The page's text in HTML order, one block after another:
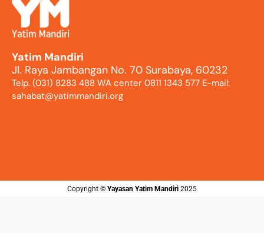
Yatim Mandiri
Jl. Raya Jambangan No. 70 Surabaya, 60232
Telp. (031) 8283 488 WA center 0811 1343 577 E-mail:
sahabat@yatimmandiri.org
Copyright ©️ Yayasan Yatim Mandiri 2025